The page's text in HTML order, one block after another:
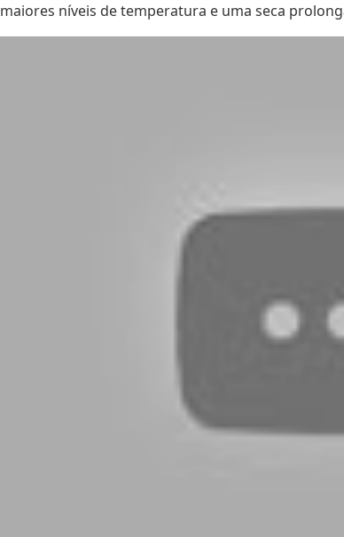
maiores níveis de temperatura e uma seca